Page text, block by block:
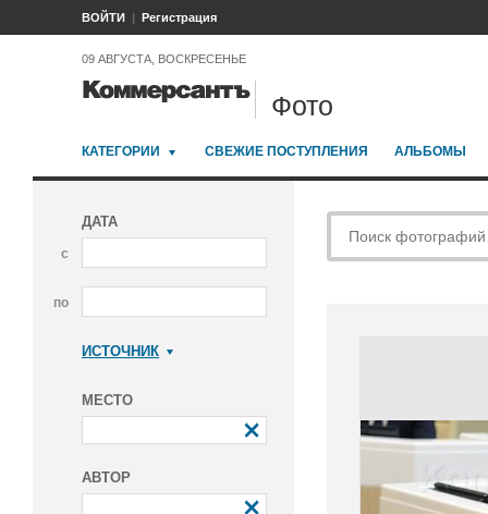
ВОЙТИ Регистрация
09 АВГУСТА, ВОСКРЕСЕНЬЕ
Фото
КАТЕГОРИИ СВЕЖИЕ ПОСТУПЛЕНИЯ АЛЬБОМЫ
ДАТА
с
по
ИСТОЧНИК
МЕСТО
АВТОР